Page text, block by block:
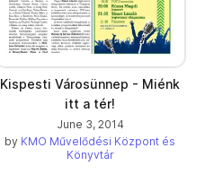
Kispesti Városünnep - Miénk
itt a tér!
June 3, 2014
by KMO Művelődési Központ és
Könyvtár